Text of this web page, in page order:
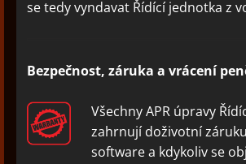
se tedy vyndavat Řídící jednotka z
Bezpečnost, záruka a vrácení
Všechny APR úpravy
zahrnují doživotní
software a kdykoliv se